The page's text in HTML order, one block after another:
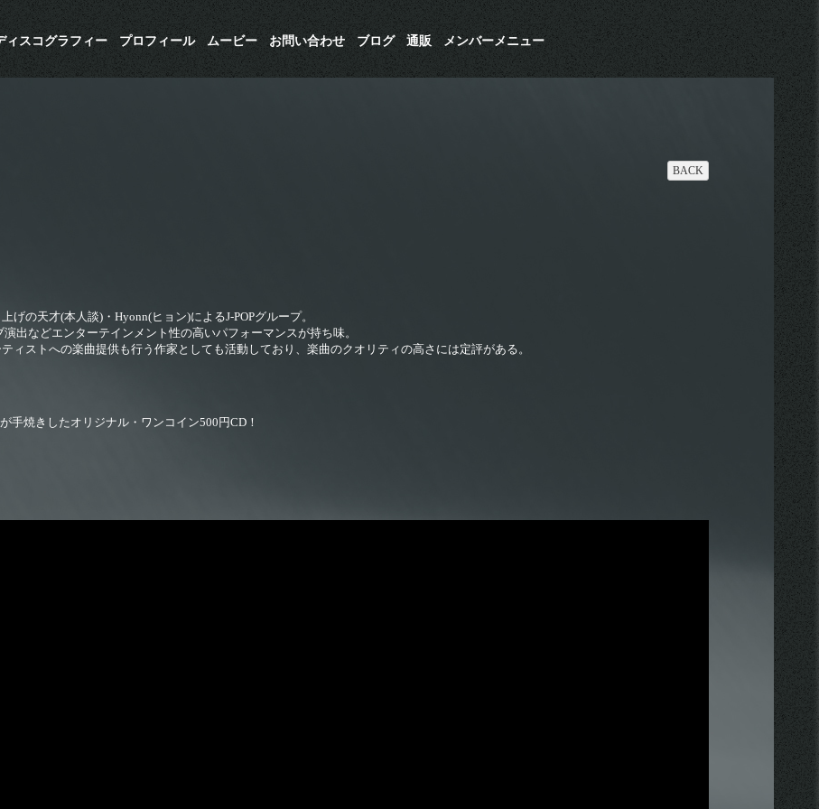
ィスコグラフィー プロフィール ムービー お問い合わせ ブログ 通販 メンバーメニュー
BACK
の天才(本人談)・Hyonn(ヒョン)によるJ-POPグループ。
出などエンターテインメント性の高いパフォーマンスが持ち味。
ィストへの楽曲提供も行う作家としても活動しており、楽曲のクオリティの高さには定評がある。
手焼きしたオリジナル・ワンコイン500円CD！